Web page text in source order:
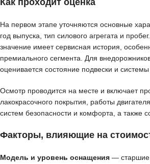
Как проходит оценка
На первом этапе уточняются основные
год выпуска, тип силового агрегата и
значение имеет сервисная история,
премиального сегмента. Для
оценивается состояние подвески и
Осмотр проводится на месте и включает
лакокрасочного покрытия, работы
систем безопасности и комфорта, а также
Факторы, влияющие на
Модель и уровень оснащения — старшие